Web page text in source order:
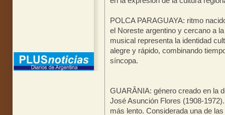
POLCA PARAGUAYA: ritmo
el Noreste argentino y cercano a
musical representa la identidad
alegre y rápido, combinando
síncopa.
GUARÂNIA: género creado en la
José Asunción Flores (1908-
más lento. Considerada una de